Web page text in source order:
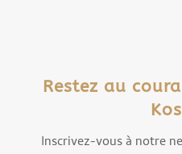
Restez au
Inscrivez-vous à notre